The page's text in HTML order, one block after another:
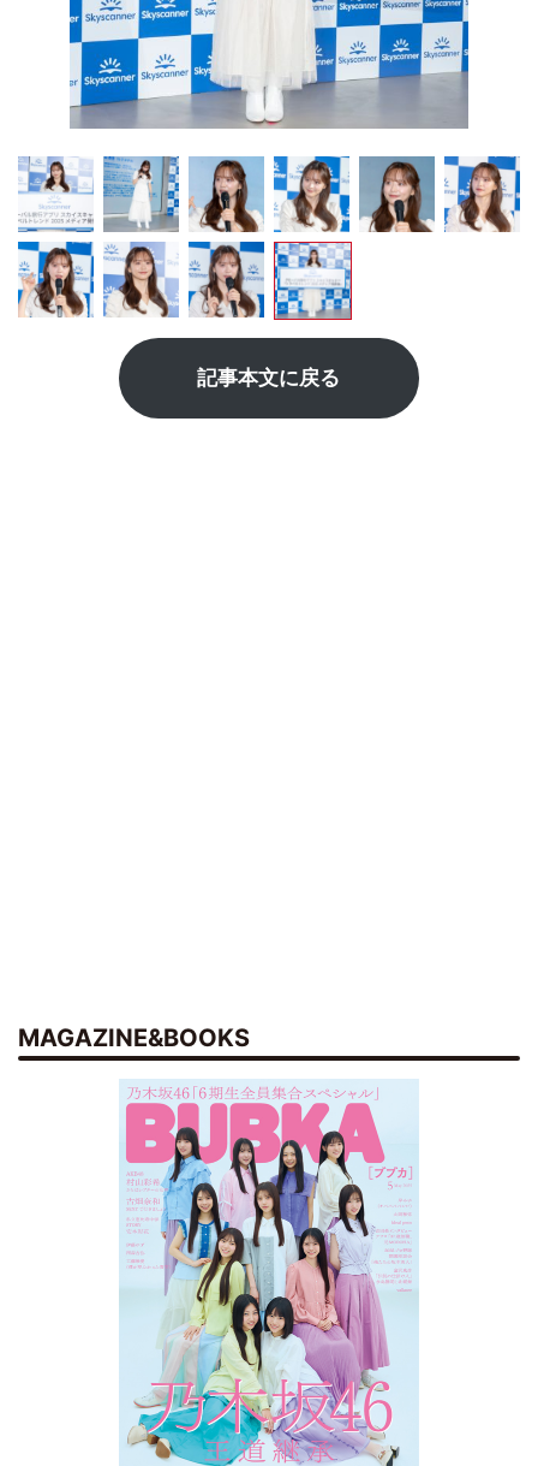
記事本文に戻る
MAGAZINE&BOOKS